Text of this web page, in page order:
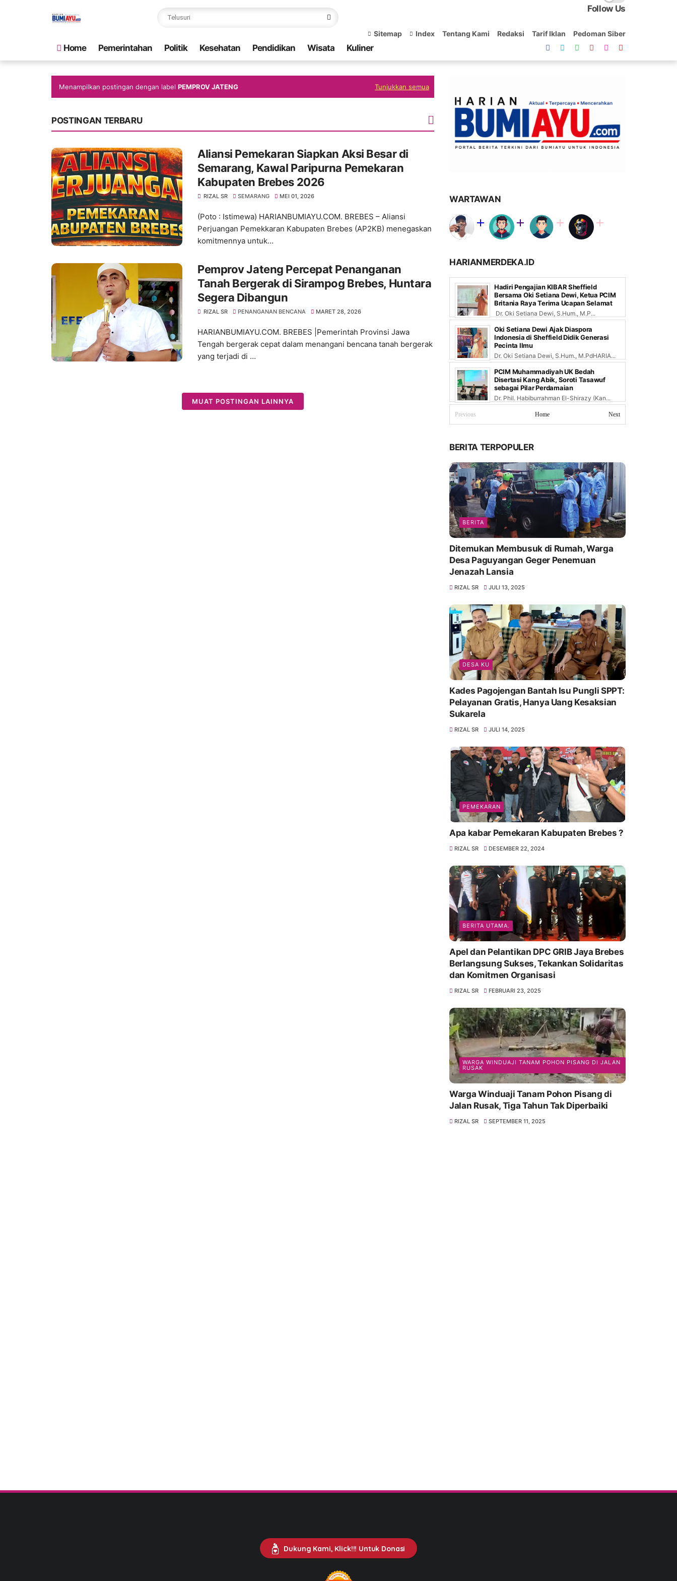
Follow Us
Sitemap Index Tentang Kami Redaksi Tarif Iklan Pedoman Siber
Home Pemerintahan Politik Kesehatan Pendidikan Wisata Kuliner
Menampilkan postingan dengan label PEMPROV JATENG Tunjukkan semua
POSTINGAN TERBARU
Aliansi Pemekaran Siapkan Aksi Besar di
Semarang, Kawal Paripurna Pemekaran
Kabupaten Brebes 2026
RIZAL SR SEMARANG MEI 01, 2026
(Poto : Istimewa) HARIANBUMIAYU.COM. BREBES – Aliansi
Perjuangan Pemekkaran Kabupaten Brebes (AP2KB) menegaskan
komitmennya untuk…
Pemprov Jateng Percepat Penanganan
Tanah Bergerak di Sirampog Brebes, Huntara
Segera Dibangun
RIZAL SR PENANGANAN BENCANA MARET 28, 2026
HARIANBUMIAYU.COM. BREBES |Pemerintah Provinsi Jawa
Tengah bergerak cepat dalam menangani bencana tanah bergerak
yang terjadi di …
MUAT POSTINGAN LAINNYA
WARTAWAN
HARIANMERDEKA.ID
Hadiri Pengajian KIBAR Sheffield
Bersama Oki Setiana Dewi, Ketua PCIM
Britania Raya Terima Ucapan Selamat
Dr. Oki Setiana Dewi, S.Hum., M.P...
Oki Setiana Dewi Ajak Diaspora
Indonesia di Sheffield Didik Generasi
Pecinta Ilmu
Dr. Oki Setiana Dewi, S.Hum., M.PdHARIA...
PCIM Muhammadiyah UK Bedah
Disertasi Kang Abik, Soroti Tasawuf
sebagai Pilar Perdamaian
Dr. Phil. Habiburrahman El-Shirazy (Kan...
Previous Next
Home
BERITA TERPOPULER
BERITA
Ditemukan Membusuk di Rumah, Warga
Desa Paguyangan Geger Penemuan
Jenazah Lansia
RIZAL SR JULI 13, 2025
DESA KU
Kades Pagojengan Bantah Isu Pungli SPPT:
Pelayanan Gratis, Hanya Uang Kesaksian
Sukarela
RIZAL SR JULI 14, 2025
PEMEKARAN
Apa kabar Pemekaran Kabupaten Brebes ?
RIZAL SR DESEMBER 22, 2024
BERITA UTAMA.
Apel dan Pelantikan DPC GRIB Jaya Brebes
Berlangsung Sukses, Tekankan Solidaritas
dan Komitmen Organisasi
RIZAL SR FEBRUARI 23, 2025
WARGA WINDUAJI TANAM POHON PISANG DI JALAN
RUSAK
Warga Winduaji Tanam Pohon Pisang di
Jalan Rusak, Tiga Tahun Tak Diperbaiki
RIZAL SR SEPTEMBER 11, 2025
Dukung Kami, Klick!!! Untuk Donasi